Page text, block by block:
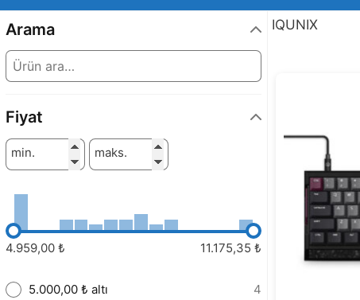
IQUNIX
Arama
Fiyat
min. maks.
4.959,00 ₺ 11.175,35 ₺
5.000,00 ₺ altı
4